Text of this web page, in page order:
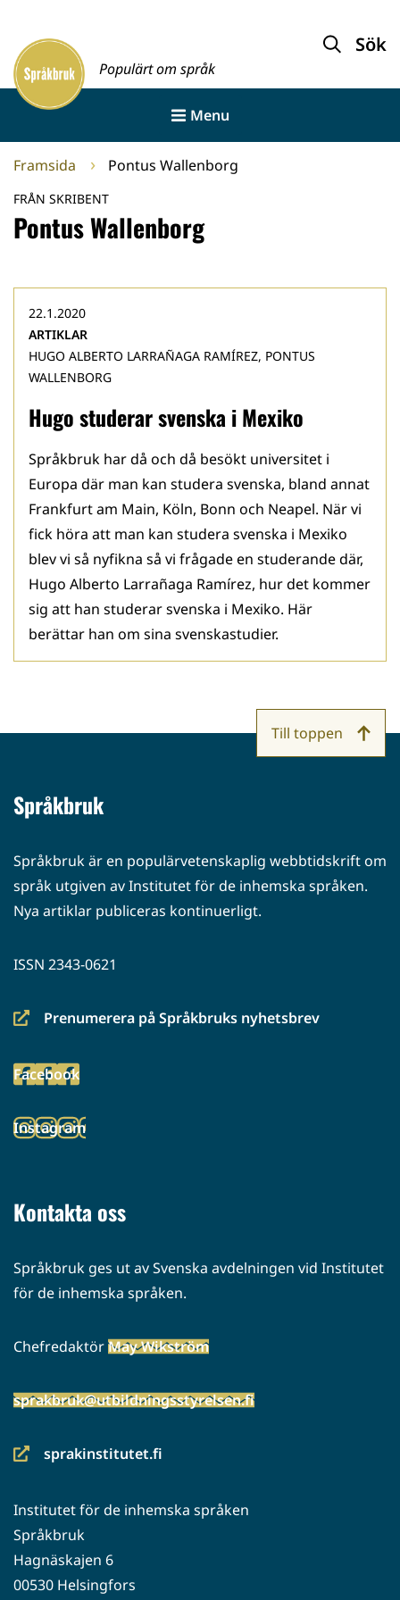
innehållet
Framsida
Populärt om språk
Sök
Menu
Framsida Pontus Wallenborg
FRÅN SKRIBENT
Pontus Wallenborg
Hugo studerar svenska i Mexiko
22.1.2020
ARTIKLAR
HUGO ALBERTO LARRAÑAGA RAMÍREZ, PONTUS
WALLENBORG
Språkbruk har då och då besökt universitet i
Europa där man kan studera svenska, bland annat
Frankfurt am Main, Köln, Bonn och Neapel. När vi
fick höra att man kan studera svenska i Mexiko
blev vi så nyfikna så vi frågade en studerande där,
Hugo Alberto Larrañaga Ramírez, hur det kommer
sig att han studerar svenska i Mexiko. Här
berättar han om sina svenskastudier.
Språkbruk
Språkbruk är en populärvetenskaplig webbtidskrift om
språk utgiven av Institutet för de inhemska språken.
Nya artiklar publiceras kontinuerligt.
ISSN 2343-0621
Prenumerera på Språkbruks nyhetsbrev
(siirryt
palveluun)
Facebook
(siirryt
palveluun)
Instagram
(siirryt
Kontakta oss
Språkbruk ges ut av Svenska avdelningen vid Institutet
för de inhemska språken.
ChefredaktörMay Wikström
sprakbruk@utbildningsstyrelsen.fi
sprakinstitutet.fi
(siirryt
palveluun)
Institutet för de inhemska språken
Språkbruk
Hagnäskajen 6
00530 Helsingfors
Till toppen